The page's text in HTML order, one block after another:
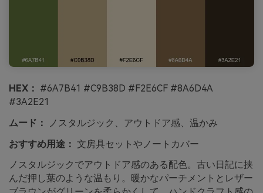
HEX： #6A7B41 #C9B38D #F2E6CF #8A6D4A
#3A2E21
ムード：
ノスタルジック、アウトドア感、温かみ
おすすめ用途： 文房具セットやノートカバー
ノスタルジックでアウトドア感のある配色。古い日記に挟
んだ押し葉のような温もり。暖かなパーチメントとレザー